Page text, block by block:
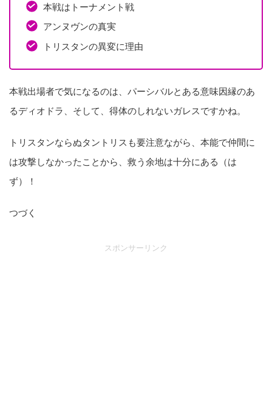
本戦はトーナメント戦
アンヌヴンの真実
トリスタンの異変に理由
本戦出場者で気になるのは、パーシバルとある意味因縁のあ
るディオドラ、そして、得体のしれないガレスですかね。
トリスタンならぬタントリスも要注意ながら、本能で仲間に
は攻撃しなかったことから、救う余地は十分にある（は
ず）！
つづく
スポンサーリンク